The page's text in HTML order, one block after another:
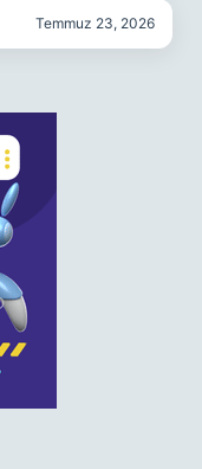
Temmuz 23, 2026